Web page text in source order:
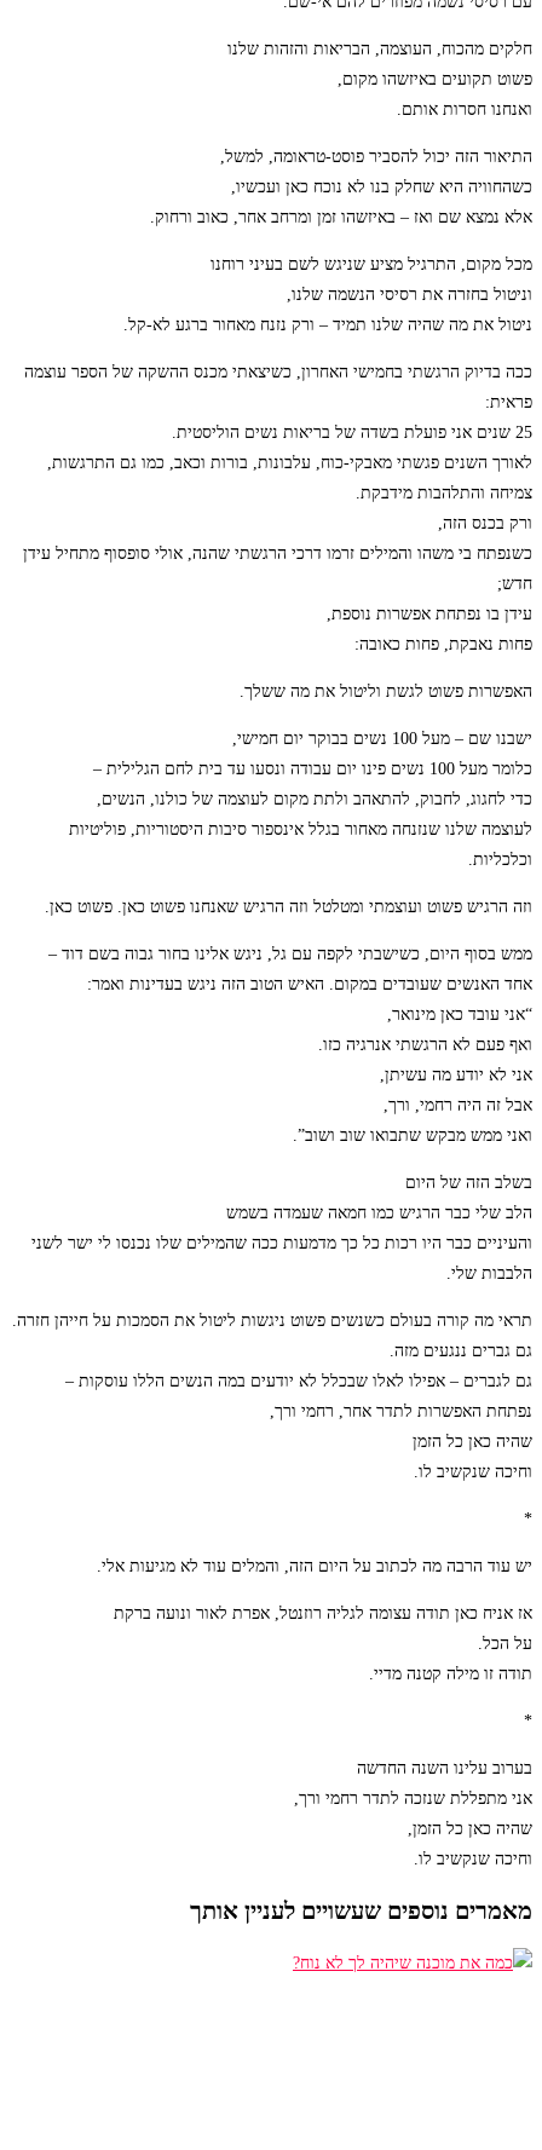
חלקים מהכוח, העוצמה, הבריאות והזהות שלנו
פשוט תקועים באיזשהו מקום,
ואנחנו חסרות אותם.
התיאור הזה יכול להסביר פוסט-טראומה, למשל,
כשהחוויה היא שחלק בנו לא נוכח כאן ועכשיו,
אלא נמצא שם ואז – באיזשהו זמן ומרחב אחר, כאוב ורחוק.
מכל מקום, התרגיל מציע שניגש לשם בעיני רוחנו
וניטול בחזרה את רסיסי הנשמה שלנו,
ניטול את מה שהיה שלנו תמיד – ורק נזנח מאחור ברגע לא-קל.
ככה בדיוק הרגשתי בחמישי האחרון, כשיצאתי מכנס ההשקה של הספר עוצמה
פראית:
25 שנים אני פועלת בשדה של בריאות נשים הוליסטית.
לאורך השנים פגשתי מאבקי-כוח, עלבונות, בורות וכאב, כמו גם התרגשות,
צמיחה והתלהבות מידבקת.
ורק בכנס הזה,
כשנפתח בי משהו והמילים זרמו דרכי הרגשתי שהנה, אולי סופסוף מתחיל עידן
חדש;
עידן בו נפתחת אפשרות נוספת,
פחות נאבקת, פחות כאובה:
האפשרות פשוט לגשת וליטול את מה ששלך.
ישבנו שם – מעל 100 נשים בבוקר יום חמישי,
כלומר מעל 100 נשים פינו יום עבודה ונסעו עד בית לחם הגלילית –
כדי לחגוג, לחבוק, להתאהב ולתת מקום לעוצמה של כולנו, הנשים,
לעוצמה שלנו שנזנחה מאחור בגלל אינספור סיבות היסטוריות, פוליטיות
וכלכליות.
וזה הרגיש פשוט ועוצמתי ומטלטל וזה הרגיש שאנחנו פשוט כאן. פשוט כאן.
ממש בסוף היום, כשישבתי לקפה עם גל, ניגש אלינו בחור גבוה בשם דוד –
אחד האנשים שעובדים במקום. האיש הטוב הזה ניגש בעדינות ואמר:
“אני עובד כאן מינואר,
ואף פעם לא הרגשתי אנרגיה כזו.
אני לא יודע מה עשיתן,
אבל זה היה רחמי, ורך,
ואני ממש מבקש שתבואו שוב ושוב”.
בשלב הזה של היום
הלב שלי כבר הרגיש כמו חמאה שעמדה בשמש
והעיניים כבר היו רכות כל כך מדמעות ככה שהמילים שלו נכנסו לי ישר לשני
הלבבות שלי.
תראי מה קורה בעולם כשנשים פשוט ניגשות ליטול את הסמכות על חייהן חזרה.
גם גברים ננגעים מזה.
גם לגברים – אפילו לאלו שבכלל לא יודעים במה הנשים הללו עוסקות –
נפתחת האפשרות לתדר אחר, רחמי ורך,
שהיה כאן כל הזמן
וחיכה שנקשיב לו.
*
יש עוד הרבה מה לכתוב על היום הזה, והמלים עוד לא מגיעות אלי.
אז אניח כאן תודה עצומה לגליה רוזנטל, אפרת לאור ונועה ברקת
על הכל.
תודה זו מילה קטנה מדיי.
*
בערוב עלינו השנה החדשה
אני מתפללת שנזכה לתדר רחמי ורך,
שהיה כאן כל הזמן,
וחיכה שנקשיב לו.
מאמרים נוספים שעשויים לעניין אותך